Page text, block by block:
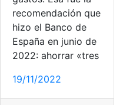
gastar,Películas
recomendación que
hizo el Banco de
España en junio de
2022: ahorrar «tres
19/11/2022